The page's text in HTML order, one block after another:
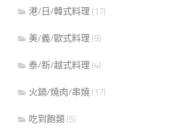
港/日/韓式料理 (17)
美/義/歐式料理 (9)
泰/新/越式料理 (4)
火鍋/燒肉/串燒 (17)
吃到飽類 (5)